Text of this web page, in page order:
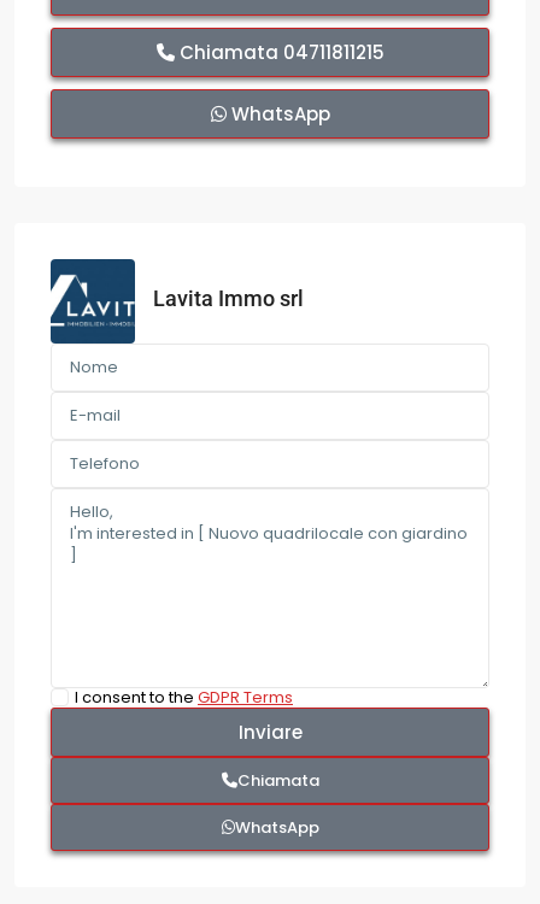
Chiamata 04711811215
WhatsApp
Lavita Immo srl
I consent to the GDPR Terms
Chiamata
WhatsApp